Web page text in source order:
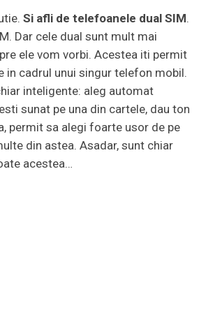
Si afli de telefoanele dual SIM.
Dar cele dual sunt mult mai
ele vom vorbi. Acestea iti permit
cadrul unui singur telefon mobil.
inteligente: aleg automat
sunat pe una din cartele, dau ton
permit sa alegi foarte usor de pe
din astea. Asadar, sunt chiar
acestea…